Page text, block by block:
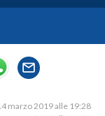
marzo 2019 alle 19:28